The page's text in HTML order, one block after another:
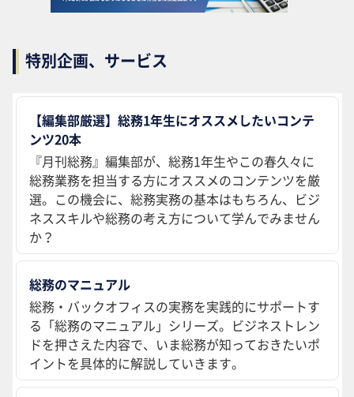
特別企画、サービス
【編集部厳選】総務1年生にオススメしたいコンテ
ンツ20本
『月刊総務』編集部が、総務1年生やこの春久々に
総務業務を担当する方にオススメのコンテンツを厳
選。この機会に、総務実務の基本はもちろん、ビジ
ネススキルや総務の考え方について学んでみません
か？
総務のマニュアル
総務・バックオフィスの実務を実践的にサポートす
る「総務のマニュアル」シリーズ。ビジネストレン
ドを押さえた内容で、いま総務が知っておきたいポ
イントを具体的に解説していきます。